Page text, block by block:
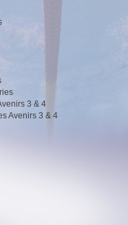
3 & 4
Avenirs 3 & 4